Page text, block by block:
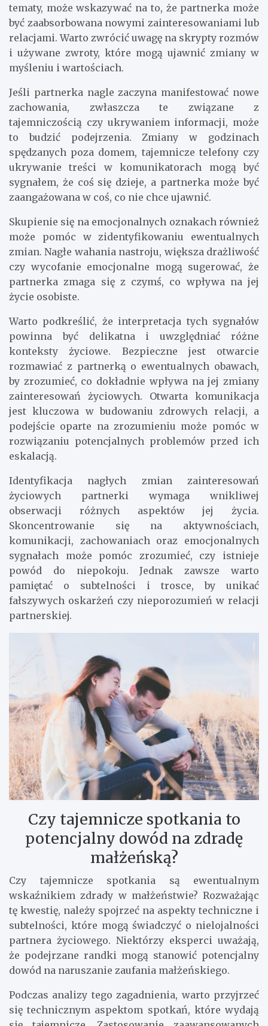
tematy, może wskazywać na to, że partnerka może
być zaabsorbowana nowymi zainteresowaniami lub
relacjami. Warto zwrócić uwagę na skrypty rozmów
i używane zwroty, które mogą ujawnić zmiany w
myśleniu i wartościach.
Jeśli partnerka nagle zaczyna manifestować nowe
zachowania, zwłaszcza te związane z
tajemniczością czy ukrywaniem informacji, może
to budzić podejrzenia. Zmiany w godzinach
spędzanych poza domem, tajemnicze telefony czy
ukrywanie treści w komunikatorach mogą być
sygnałem, że coś się dzieje, a partnerka może być
zaangażowana w coś, co nie chce ujawnić.
Skupienie się na emocjonalnych oznakach również
może pomóc w zidentyfikowaniu ewentualnych
zmian. Nagłe wahania nastroju, większa drażliwość
czy wycofanie emocjonalne mogą sugerować, że
partnerka zmaga się z czymś, co wpływa na jej
życie osobiste.
Warto podkreślić, że interpretacja tych sygnałów
powinna być delikatna i uwzględniać różne
konteksty życiowe. Bezpieczne jest otwarcie
rozmawiać z partnerką o ewentualnych obawach,
by zrozumieć, co dokładnie wpływa na jej zmiany
zainteresowań życiowych. Otwarta komunikacja
jest kluczowa w budowaniu zdrowych relacji, a
podejście oparte na zrozumieniu może pomóc w
rozwiązaniu potencjalnych problemów przed ich
eskalacją.
Identyfikacja nagłych zmian zainteresowań
życiowych partnerki wymaga wnikliwej
obserwacji różnych aspektów jej życia.
Skoncentrowanie się na aktywnościach,
komunikacji, zachowaniach oraz emocjonalnych
sygnałach może pomóc zrozumieć, czy istnieje
powód do niepokoju. Jednak zawsze warto
pamiętać o subtelności i trosce, by unikać
fałszywych oskarżeń czy nieporozumień w relacji
partnerskiej.
Czy tajemnicze spotkania to
potencjalny dowód na zdradę
małżeńską?
Czy tajemnicze spotkania są ewentualnym
wskaźnikiem zdrady w małżeństwie? Rozważając
tę kwestię, należy spojrzeć na aspekty techniczne i
subtelności, które mogą świadczyć o nielojalności
partnera życiowego. Niektórzy eksperci uważają,
że podejrzane randki mogą stanowić potencjalny
dowód na naruszanie zaufania małżeńskiego.
Podczas analizy tego zagadnienia, warto przyjrzeć
się technicznym aspektom spotkań, które wydają